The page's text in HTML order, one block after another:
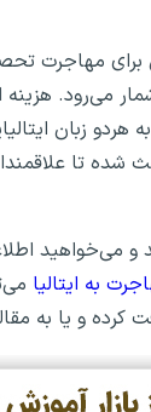
کشور ایتالیا
زبان
شده تا
به ایتالیا
کرده و یا به